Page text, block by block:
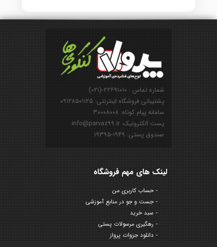
شماره تماس : ۲۲۶۹۱۰۱۰-(۰۲۱)
پشتیبانی فروشگاه اینترنتی: ۰۹۱۲۸۵۰۱۱۲۵
سامانه پیام کوتاه: ۳۰۰۰۸۰۰۸
پست الکترونیک: info@parvaz99.ir
صندوق پستی: ۱۹۴۹-۱۹۳۹۵
لینک های مهم فروشگاه
حساب کاربری من
جست و جو در منابع آموزشی
سبد خرید
رهگیری مرسولات پستی
دانلود جزوات پرواز